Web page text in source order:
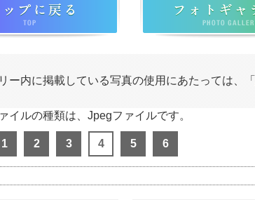
ー内に掲載している写真の使用にあたっては、「
イルの種類は、Jpegファイルです。
1 2 3 4 5 6